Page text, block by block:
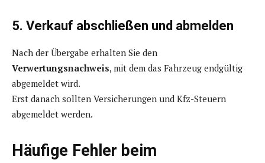
5. Verkauf abschließen und abmelden
Nach der Übergabe erhalten Sie den
Verwertungsnachweis, mit dem das Fahrzeug endgültig
abgemeldet wird.
Erst danach sollten Versicherungen und Kfz-Steuern
abgemeldet werden.
Häufige Fehler beim